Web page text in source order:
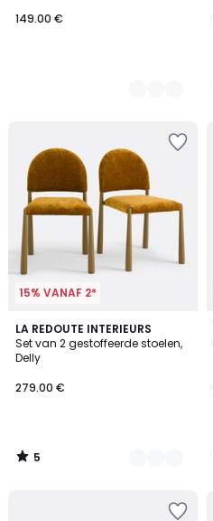
149.00 €
15% VANAF 2*
LA REDOUTE INTERIEURS
Set van 2 gestoffeerde stoelen,
Delly
279.00 €
5
/
5
2
Kleuren
5
/